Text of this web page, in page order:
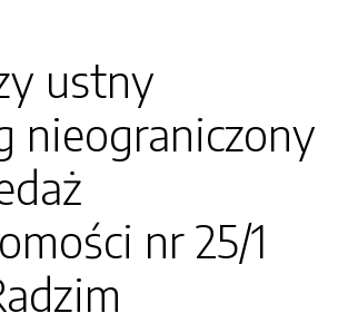
ustny
nieograniczony
nr 25/1